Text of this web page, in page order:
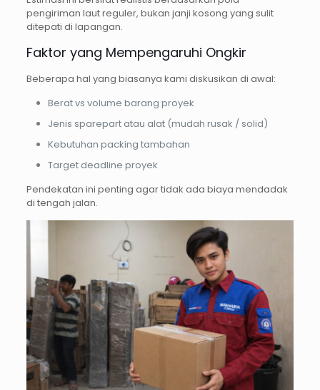
pengiriman laut reguler, bukan janji kosong yang sulit
ditepati di lapangan.
Faktor yang Mempengaruhi Ongkir
Beberapa hal yang biasanya kami diskusikan di awal:
Berat vs volume barang proyek
Jenis sparepart atau alat (mudah rusak / solid)
Kebutuhan packing tambahan
Target deadline proyek
Pendekatan ini penting agar tidak ada biaya mendadak
di tengah jalan.